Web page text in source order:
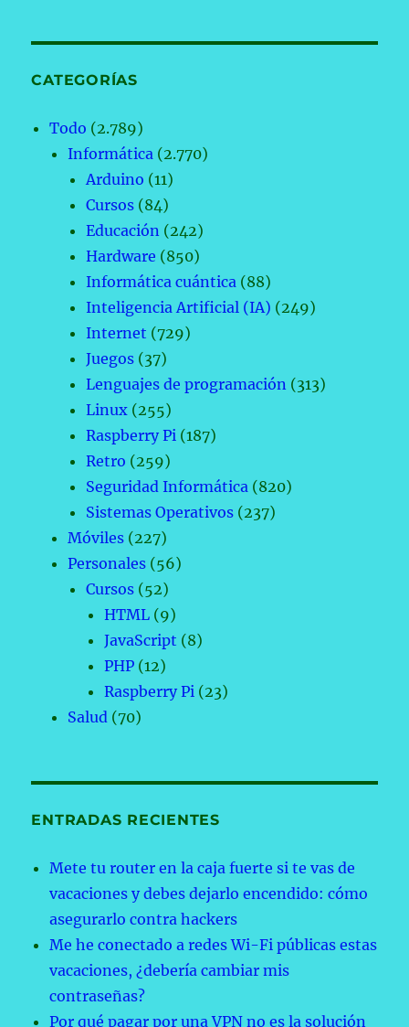
CATEGORÍAS
Todo (2.789)
Informática (2.770)
Arduino (11)
Cursos (84)
Educación (242)
Hardware (850)
Informática cuántica (88)
Inteligencia Artificial (IA) (249)
Internet (729)
Juegos (37)
Lenguajes de programación (313)
Linux (255)
Raspberry Pi (187)
Retro (259)
Seguridad Informática (820)
Sistemas Operativos (237)
Móviles (227)
Personales (56)
Cursos (52)
HTML (9)
JavaScript (8)
PHP (12)
Raspberry Pi (23)
Salud (70)
ENTRADAS RECIENTES
Mete tu router en la caja fuerte si te vas de
vacaciones y debes dejarlo encendido: cómo
asegurarlo contra hackers
Me he conectado a redes Wi-Fi públicas estas
vacaciones, ¿debería cambiar mis
contraseñas?
Por qué pagar por una VPN no es la solución